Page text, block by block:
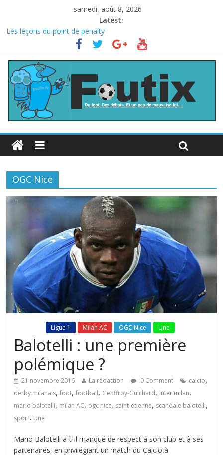
samedi, août 8, 2026
Latest:
Les leçons du point de penalty
Le football italien retombe dans le chaos
La FIFA veut vendre une part de la Coupe du monde à des fonds
privés, la planète football s’insurge
Les curiosités de la Coupe du monde
L’Inde et la Chine, trop mauvais au football ?
OGC Nice
Ligue 1 Milan AC OGC Nice Une
Balotelli : une première
polémique ?
21 novembre 2016 La rédaction 0 Comment calcio,
derby milanais,foot,football, Geoffroy-Guichard, inter milan,
mario balotelli, milan AC, ogc nice, saint-etienne, scandale balotelli,
sport, Une
Mario Balotelli a-t-il manqué de respect à son club et à ses
partenaires, en privilégiant un match du Calcio à